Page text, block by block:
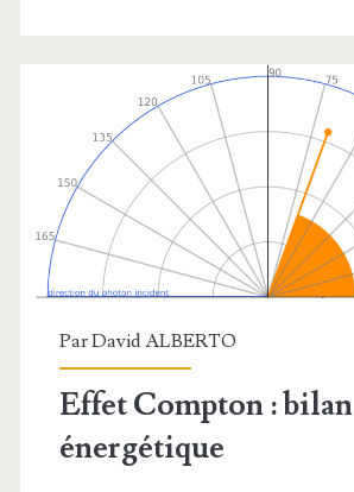
ParDavid ALBERTO
Effet Compton : bilan
énergétique